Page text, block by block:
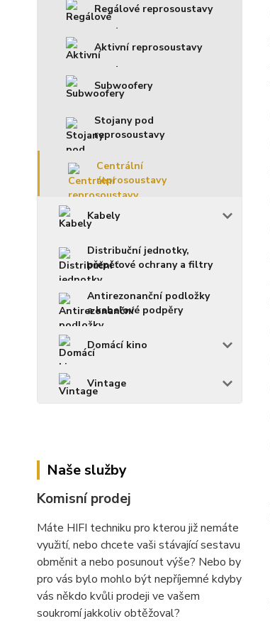
Regálové reprosoustavy
Aktivní reprosoustavy
Subwoofery
Stojany pod
reprosoustavy
Centrální
reprosoustavy
Kabely
Distribuční jednotky,
přepěťové ochrany a filtry
Antirezonanční podložky
a kabelové podpěry
Domácí kino
Vintage
Naše služby
Komisní prodej
Máte HIFI techniku pro kterou již nemáte
využití, nebo chcete vaši stávající sestavu
obměnit a nebo posunout výše? Nebo by
pro vás bylo mohlo být nepříjemné kdyby
vás někdo kvůli prodeji ve vašem
soukromí jakkoliv obtěžoval?